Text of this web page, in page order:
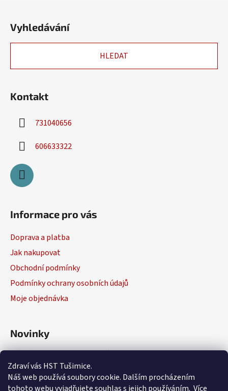
Zdraví vás HST Tušimice.
Náš web používá soubory cookie. Dalším procházením
tohoto webu vyjadřujete souhlas s jejich používáním. Více
Vyhledávání
HLEDAT
Kontakt
731040656
606633322
Informace pro vás
Doprava a platba
Jak nakupovat
Obchodní podmínky
Podmínky ochrany osobních údajů
Moje objednávka
Novinky
Výběr elektrického nářadí
29.1.2026